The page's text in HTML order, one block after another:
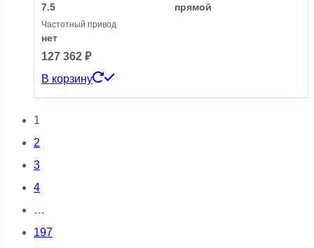
7.5 прямой
Частотный привод
нет
127 362 ₽
В корзину
1
2
3
4
…
197